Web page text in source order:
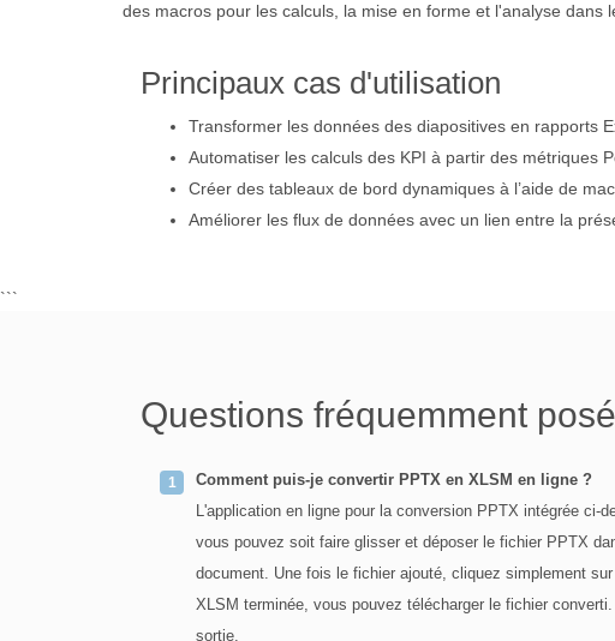
des macros pour les calculs, la mise en forme et l'analyse dans
Principaux cas d'utilisation
Transformer les données des diapositives en rapports
Automatiser les calculs des KPI à partir des métriques
Créer des tableaux de bord dynamiques à l’aide de
Améliorer les flux de données avec un lien entre la
```
Questions fréquemment
Comment puis-je convertir PPTX en XLSM en ligne ?
L'application en ligne pour la conversion PPTX intégrée ci-
vous pouvez soit faire glisser et déposer le fichier PPTX
document. Une fois le fichier ajouté, cliquez simplement
XLSM terminée, vous pouvez télécharger le fichier
sortie.